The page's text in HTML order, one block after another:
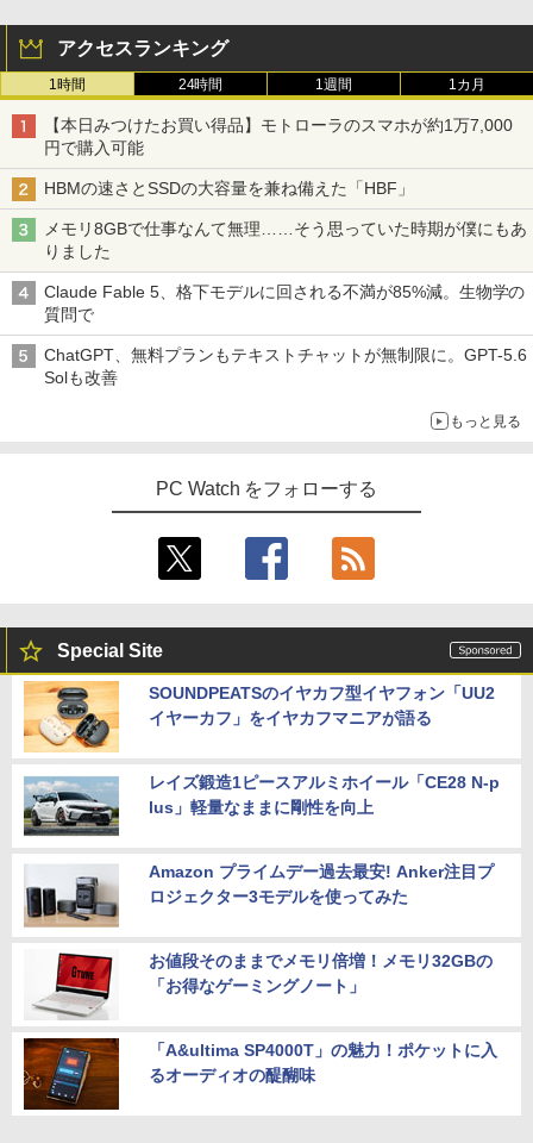
アクセスランキング
1時間 24時間 1週間 1カ月
【本日みつけたお買い得品】モトローラのスマホが約1万7,000
円で購入可能
HBMの速さとSSDの大容量を兼ね備えた「HBF」
メモリ8GBで仕事なんて無理……そう思っていた時期が僕にもあ
りました
Claude Fable 5、格下モデルに回される不満が85%減。生物学の
質問で
ChatGPT、無料プランもテキストチャットが無制限に。GPT-5.6
Solも改善
もっと見る
PC Watch をフォローする
Special Site
SOUNDPEATSのイヤカフ型イヤフォン「UU2
イヤーカフ」をイヤカフマニアが語る
レイズ鍛造1ピースアルミホイール「CE28 N-p
lus」軽量なままに剛性を向上
Amazon プライムデー過去最安! Anker注目プ
ロジェクター3モデルを使ってみた
お値段そのままでメモリ倍増！メモリ32GBの
「お得なゲーミングノート」
「A&ultima SP4000T」の魅力！ポケットに入
るオーディオの醍醐味